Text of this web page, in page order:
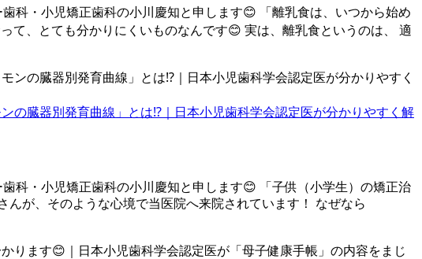
科・小児矯正歯科の小川慶知と申します😊 「離乳食は、いつから始め
、とても分かりにくいものなんです😊 実は、離乳食というのは、 適
の臓器別発育曲線」とは⁉️｜日本小児歯科学会認定医が分かりやすく解
科・小児矯正歯科の小川慶知と申します😊 「子供（小学生）の矯正治
が、そのような心境で当医院へ来院されています！ なぜなら